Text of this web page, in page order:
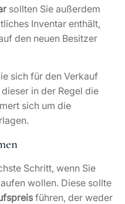
sollten Sie außerdem
Inventar enthält,
den neuen Besitzer
sich für den Verkauf
in der Regel die
sich um die
Schritt, wenn Sie
wollen. Diese sollte
führen, der weder